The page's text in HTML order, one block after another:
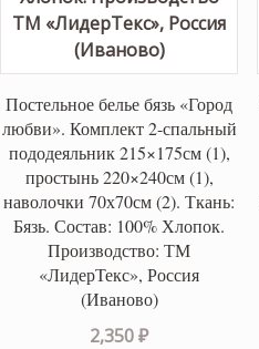
Постельное белье бязь «Город
любви». Комплект 2-спальный
пододеяльник 215×175см (1),
простынь 220×240см (1),
наволочки 70х70см (2). Ткань:
Бязь. Состав: 100% Хлопок.
Производство: ТМ
«ЛидерТекс», Россия
(Иваново)
2,350₽